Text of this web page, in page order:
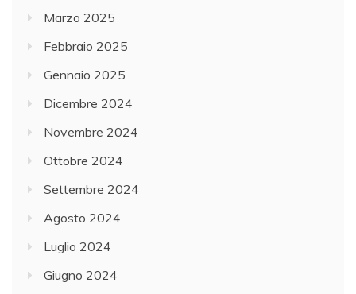
Marzo 2025
Febbraio 2025
Gennaio 2025
Dicembre 2024
Novembre 2024
Ottobre 2024
Settembre 2024
Agosto 2024
Luglio 2024
Giugno 2024